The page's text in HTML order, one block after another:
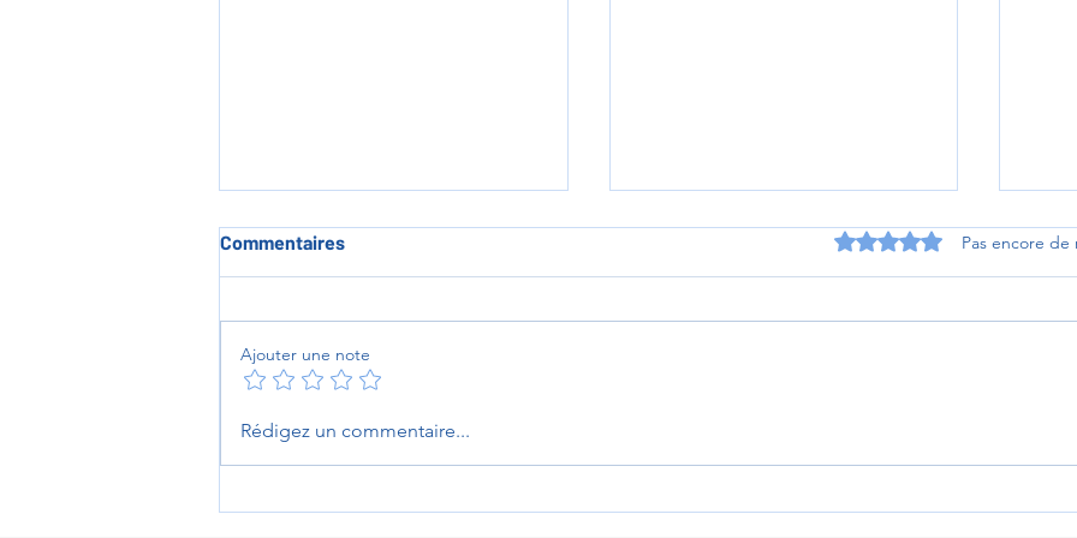
L'heure des au revoirs au
Kenya
Commentaires Noté 0 étoile sur 5.Pas encore de
Ajouter une note
Rédigez un commentaire...